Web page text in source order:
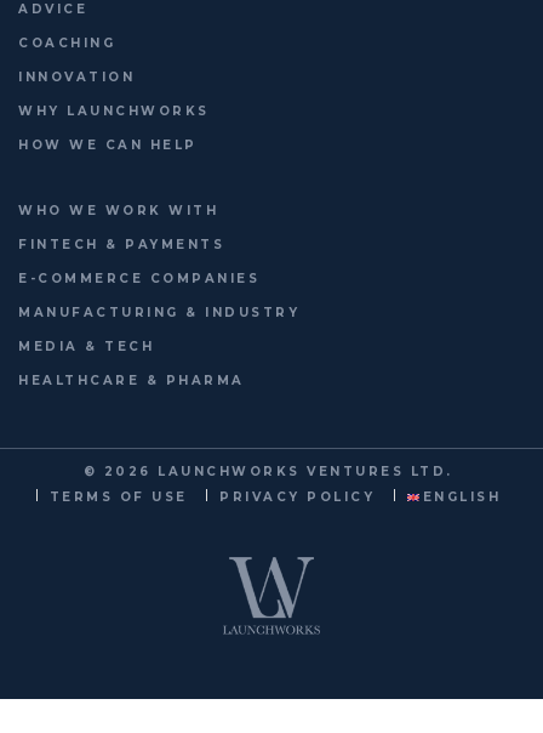
ADVICE
COACHING
INNOVATION
WHY LAUNCHWORKS
HOW WE CAN HELP
WHO WE WORK WITH
FINTECH & PAYMENTS
E-COMMERCE COMPANIES
MANUFACTURING & INDUSTRY
MEDIA & TECH
HEALTHCARE & PHARMA
© 2026 LAUNCHWORKS VENTURES LTD.
FOOTER
TERMS OF USE PRIVACY POLICY ENGLISH